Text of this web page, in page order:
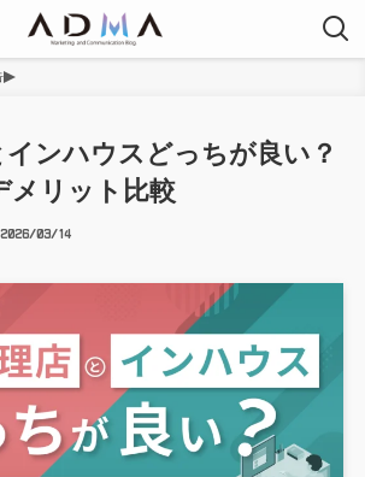
インハウスどっちが良い？
メリット比較
2026/03/14